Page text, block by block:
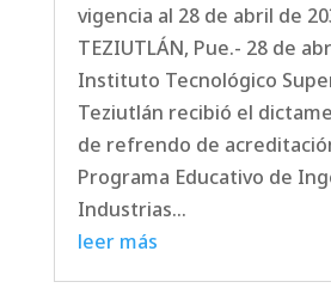
vigencia al 28 de abril de
TEZIUTLÁN, Pue.- 28 de
Instituto Tecnológico
Teziutlán recibió el
de refrendo de
Programa Educativo de
Industrias...
leer más